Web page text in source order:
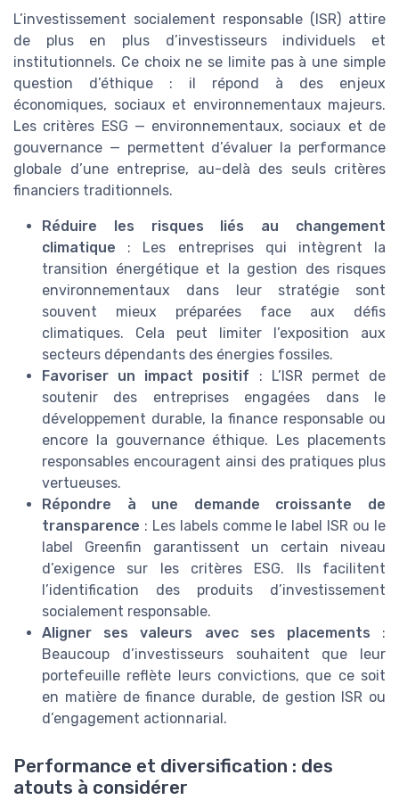
L’investissement socialement responsable (ISR) attire
de plus en plus d’investisseurs individuels et
institutionnels. Ce choix ne se limite pas à une simple
question d’éthique : il répond à des enjeux
économiques, sociaux et environnementaux majeurs.
Les critères ESG — environnementaux, sociaux et de
gouvernance — permettent d’évaluer la performance
globale d’une entreprise, au-delà des seuls critères
financiers traditionnels.
Réduire les risques liés au changement
climatique : Les entreprises qui intègrent la
transition énergétique et la gestion des risques
environnementaux dans leur stratégie sont
souvent mieux préparées face aux défis
climatiques. Cela peut limiter l’exposition aux
secteurs dépendants des énergies fossiles.
Favoriser un impact positif : L’ISR permet de
soutenir des entreprises engagées dans le
développement durable, la finance responsable ou
encore la gouvernance éthique. Les placements
responsables encouragent ainsi des pratiques plus
vertueuses.
Répondre à une demande croissante de
transparence : Les labels comme le label ISR ou le
label Greenfin garantissent un certain niveau
d’exigence sur les critères ESG. Ils facilitent
l’identification des produits d’investissement
socialement responsable.
Aligner ses valeurs avec ses placements :
Beaucoup d’investisseurs souhaitent que leur
portefeuille reflète leurs convictions, que ce soit
en matière de finance durable, de gestion ISR ou
d’engagement actionnarial.
Performance et diversification : des
atouts à considérer